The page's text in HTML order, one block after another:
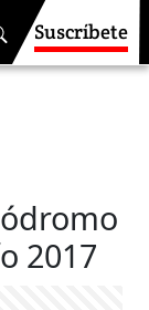
Suscríbete
2017